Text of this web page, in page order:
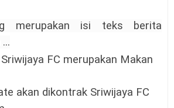
merupakan isi teks berita
FC merupakan Makan
akan dikontrak Sriwijaya FC